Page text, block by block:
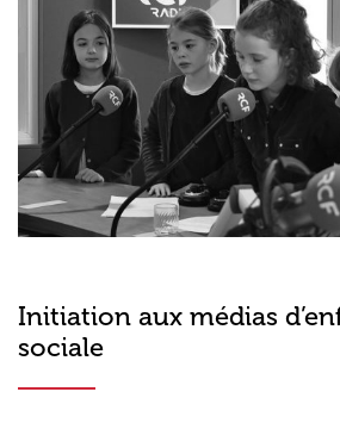
Initiation aux médias
sociale